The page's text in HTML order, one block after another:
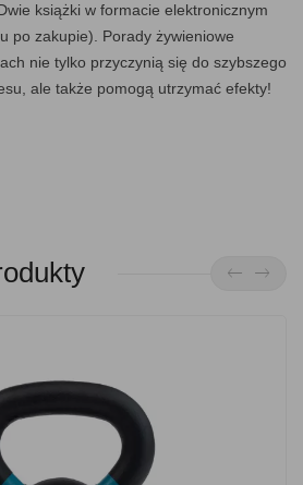
książki w formacie elektronicznym
po zakupie). Porady żywieniowe
nie tylko przyczynią się do szybszego
ale także pomogą utrzymać efekty!